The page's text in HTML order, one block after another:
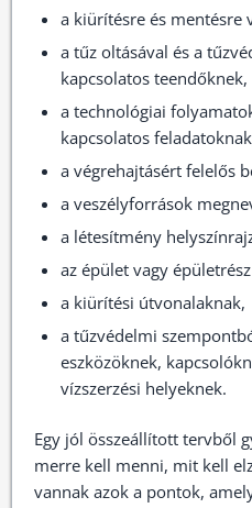
a kiürítésre és mentésre
a tűz oltásával és a
kapcsolatos teendőknek,
a technológiai
kapcsolatos
a végrehajtásért felelős
a veszélyforrások
a létesítmény
az épület vagy
a kiürítési útvonalaknak,
a tűzvédelmi
eszközöknek,
vízszerzési helyeknek.
Egy jól összeállított tervből
merre kell menni, mit kell
vannak azok a pontok,